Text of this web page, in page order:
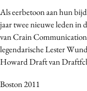
Als eerbetoon aan hun
jaar twee nieuwe leden in
van Crain
legendarische Lester
Howard Draft van
Boston 2011